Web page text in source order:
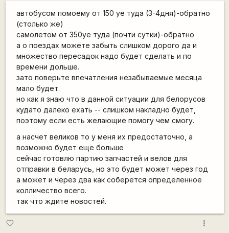
автобусом помоему от 150 уе туда (3-4дня)-обратно
(столько же)
самолетом от 350уе туда (почти сутки)-обратно
а о поездах можете забыть слишком дорого да и
множество пересадок надо будет сделать и по
времени дольше.
зато поверьте впечатления незабываемые месяца
мало будет.
но как я знаю что в данной ситуации для белорусов
кудато далеко ехать -- слишком накладно будет,
поэтому если есть желающие помогу чем смогу.
а насчет великов то у меня их предостаточно, а
возможно будет еще больше
сейчас готовлю партию запчастей и велов для
отправки в беларусь, но это будет может через год
а может и через два как соберется определенное
колличество всего.
так что ждите новостей.
favorite_border more_vert